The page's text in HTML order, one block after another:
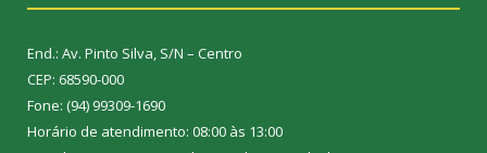
End.: Av. Pinto Silva, S/N – Centro
CEP: 68590-000
Fone: (94) 99309-1690
Horário de atendimento: 08:00 às 13:00